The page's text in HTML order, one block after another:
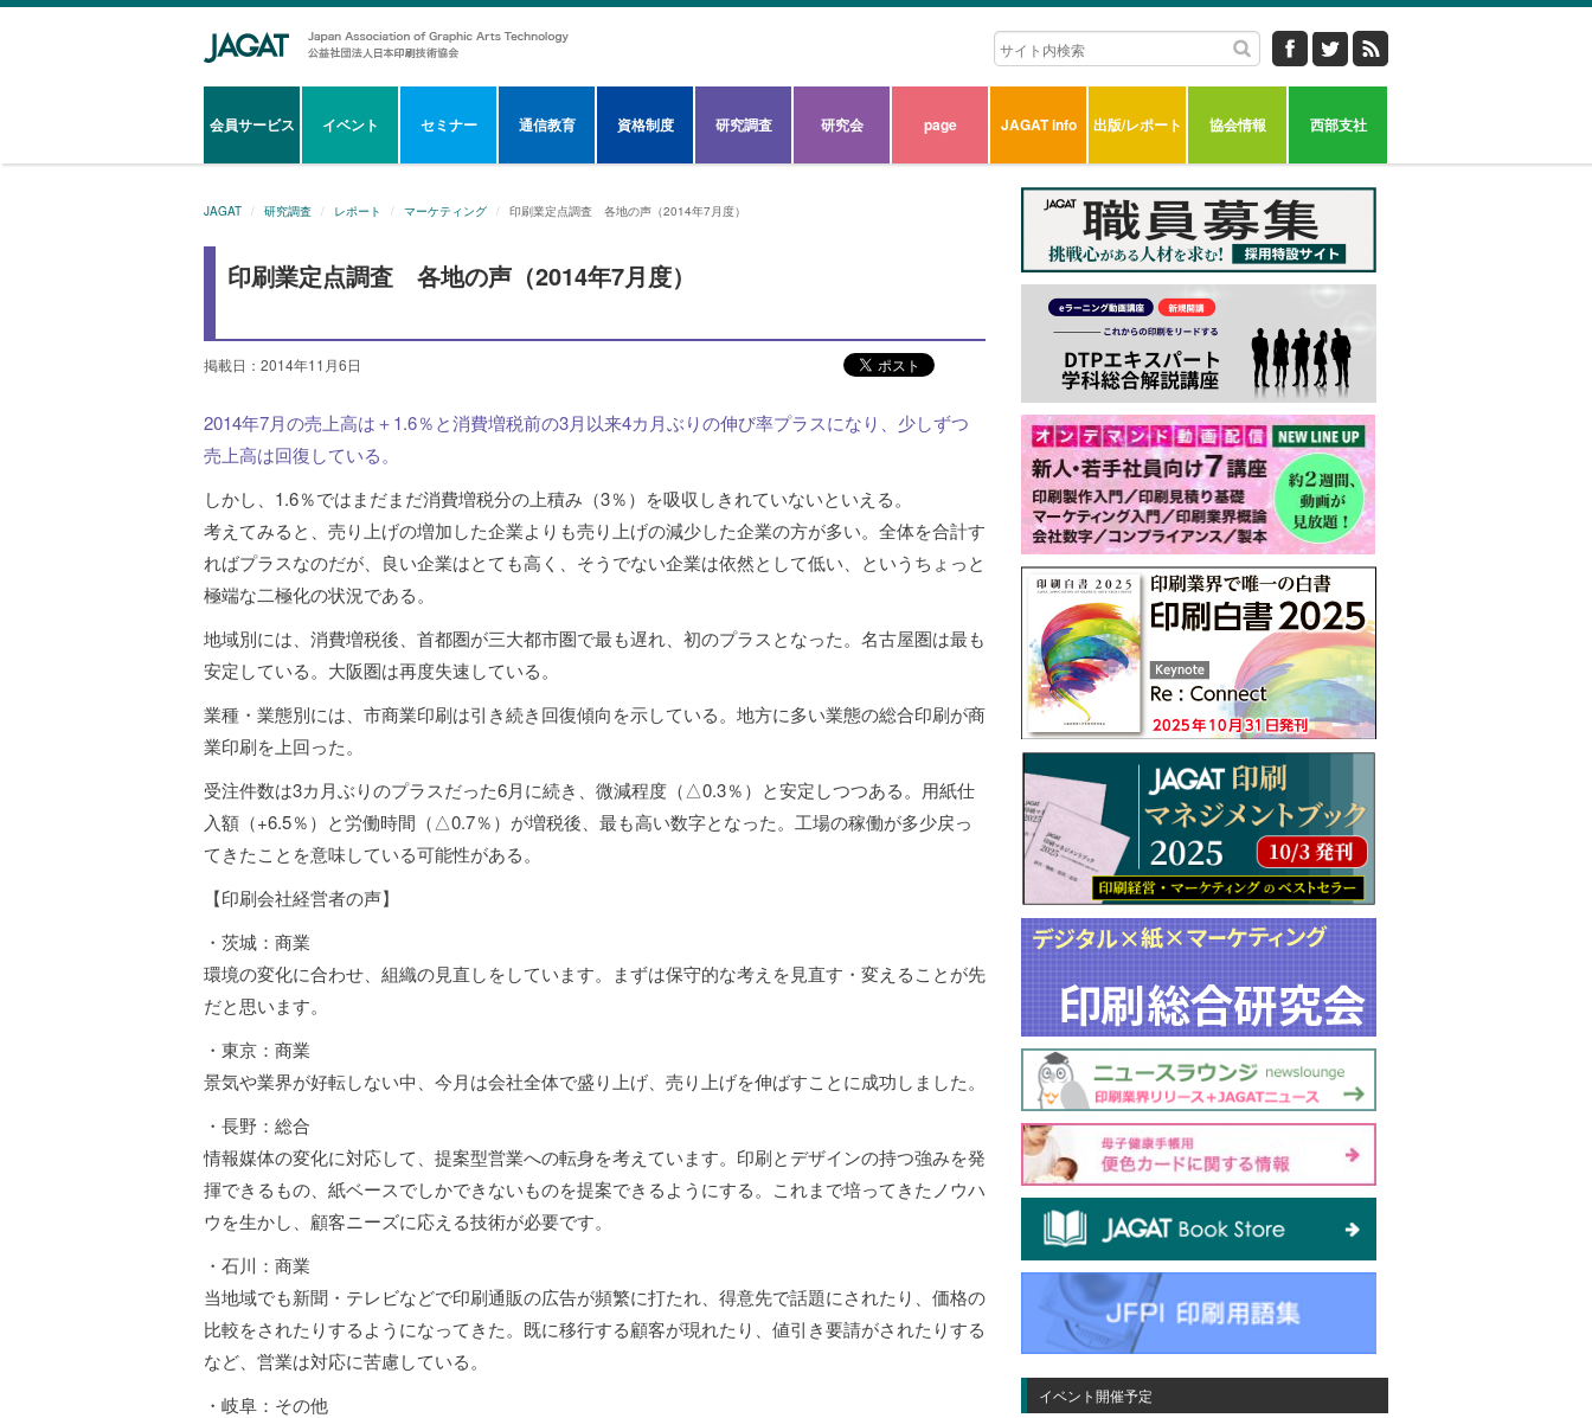
会員サービス イベント セミナー 通信教育 資格制度 研究調査 研究会 page JAGAT info 出版/レポート 協会情報 西部支社
JAGAT 研究調査 レポート マーケティング 印刷業定点調査 各地の声（2014年7月度）
印刷業定点調査 各地の声（2014年7月度）
掲載日：2014年11月6日
2014年7月の売上高は＋1.6％と消費増税前の3月以来4カ月ぶりの伸び率プラスになり、少しずつ
売上高は回復している。
しかし、1.6％ではまだまだ消費増税分の上積み（3％）を吸収しきれていないといえる。
考えてみると、売り上げの増加した企業よりも売り上げの減少した企業の方が多い。全体を合計す
ればプラスなのだが、良い企業はとても高く、そうでない企業は依然として低い、というちょっと
極端な二極化の状況である。
地域別には、消費増税後、首都圏が三大都市圏で最も遅れ、初のプラスとなった。名古屋圏は最も
安定している。大阪圏は再度失速している。
業種・業態別には、市商業印刷は引き続き回復傾向を示している。地方に多い業態の総合印刷が商
業印刷を上回った。
受注件数は3カ月ぶりのプラスだった6月に続き、微減程度（△0.3％）と安定しつつある。用紙仕
入額（+6.5％）と労働時間（△0.7％）が増税後、最も高い数字となった。工場の稼働が多少戻っ
てきたことを意味している可能性がある。
【印刷会社経営者の声】
・茨城：商業
環境の変化に合わせ、組織の見直しをしています。まずは保守的な考えを見直す・変えることが先
だと思います。
・東京：商業
景気や業界が好転しない中、今月は会社全体で盛り上げ、売り上げを伸ばすことに成功しました。
・長野：総合
情報媒体の変化に対応して、提案型営業への転身を考えています。印刷とデザインの持つ強みを発
揮できるもの、紙ベースでしかできないものを提案できるようにする。これまで培ってきたノウハ
ウを生かし、顧客ニーズに応える技術が必要です。
・石川：商業
当地域でも新聞・テレビなどで印刷通販の広告が頻繁に打たれ、得意先で話題にされたり、価格の
比較をされたりするようになってきた。既に移行する顧客が現れたり、値引き要請がされたりする
など、営業は対応に苦慮している。
・岐阜：その他
イベント開催予定